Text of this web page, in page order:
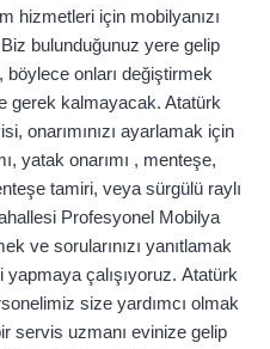
hizmetleri için mobilyanızı
bulunduğunuz yere gelip
böylece onları değiştirmek
gerek kalmayacak. Atatürk
onarımınızı ayarlamak için
yatak onarımı , menteşe,
tamiri, veya sürgülü raylı
Profesyonel Mobilya
ve sorularınızı yanıtlamak
çalışıyoruz. Atatürk
size yardımcı olmak
servis uzmanı evinize gelip